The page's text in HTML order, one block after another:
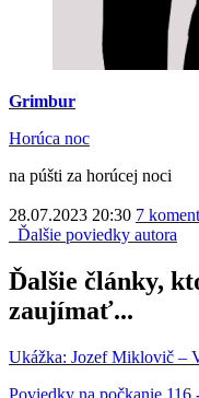
Grimbur
Horúca noc
na púšti za horúcej noci
28.07.2023 20:30 7
Ďalšie poviedky autora
Ďalšie články,
zaujímať...
Ukážka: Jozef Miklovič –
Poviedky na počkanie 116